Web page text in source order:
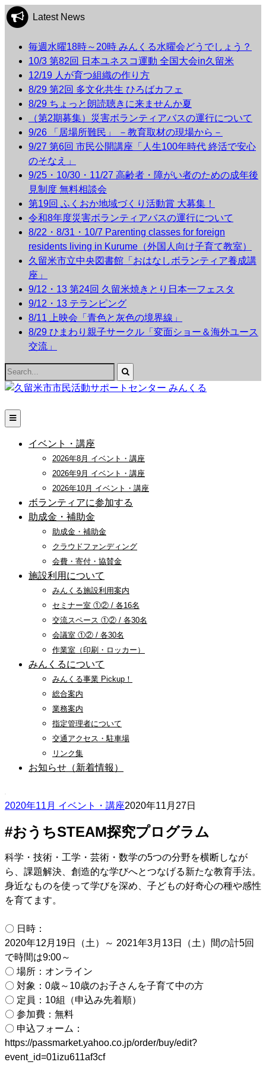
Latest News
毎週水曜18時～20時 みんくる水曜会どうでしょう？
10/3 第82回 日本ユネスコ運動 全国大会in久留米
12/19 人が育つ組織の作り方
8/29 第2回 多文化共生 ひろばカフェ
8/29 ちょっと朗読聴きに来ませんか夏
（第2期募集）災害ボランティアバスの運行について
9/26 「居場所難民」 －教育取材の現場から－
9/27 第6回 市民公開講座「人生100年時代 終活で安心
のそなえ」
9/25・10/30・11/27 高齢者・障がい者のための成年後
見制度 無料相談会
第19回 ふくおか地域づくり活動賞 大募集！
令和8年度災害ボランティアバスの運行について
8/22・8/31・10/7 Parenting classes for foreign
residents living in Kurume（外国人向け子育て教室）
久留米市立中央図書館「おはなしボランティア養成講
座」
9/12・13 第24回 久留米焼きとり日本一フェスタ
9/12・13 テランピング
8/11 上映会「青色と灰色の境界線」
8/29 ひまわり親子サークル「変面ショー＆海外ユース
交流」
Search
for:
イベント・講座
2026年8月 イベント・講座
2026年9月 イベント・講座
2026年10月 イベント・講座
ボランティアに参加する
助成金・補助金
助成金・補助金
クラウドファンディング
会費・寄付・協賛金
施設利用について
みんくる施設利用案内
セミナー室 ①② / 各16名
交流スペース ①② / 各30名
会議室 ①② / 各30名
作業室（印刷・ロッカー）
みんくるについて
みんくる事業 Pickup！
総合案内
業務案内
指定管理者について
交通アクセス・駐車場
リンク集
お知らせ（新着情報）
2020年11月 イベント・講座2020年11月27日
#おうちSTEAM探究プログラム
科学・技術・工学・芸術・数学の5つの分野を横断しなが
ら、課題解決、創造的な学びへとつなげる新たな教育手法。
身近なものを使って学びを深め、子どもの好奇心の種や感性
を育てます。
〇 日時：
2020年12月19日（土）～ 2021年3月13日（土）間の計5回
で時間は9:00～
〇 場所：オンライン
〇 対象：0歳～10歳のお子さんを子育て中の方
〇 定員：10組（申込み先着順）
〇 参加費：無料
〇 申込フォーム：
https://passmarket.yahoo.co.jp/order/buy/edit?
event_id=01izu611af3cf